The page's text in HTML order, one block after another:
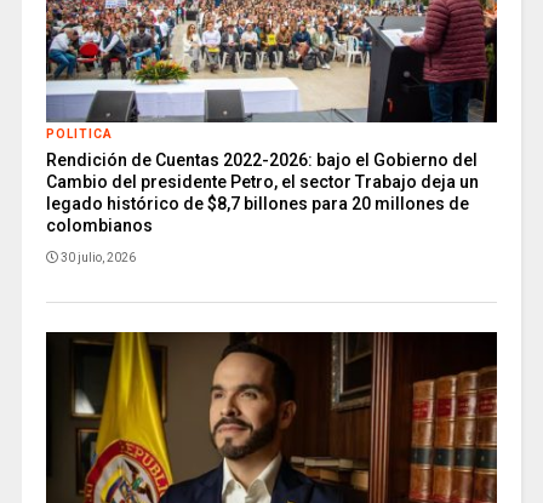
POLITICA
Rendición de Cuentas 2022-2026: bajo el Gobierno del
Cambio del presidente Petro, el sector Trabajo deja un
legado histórico de $8,7 billones para 20 millones de
colombianos
30 julio, 2026